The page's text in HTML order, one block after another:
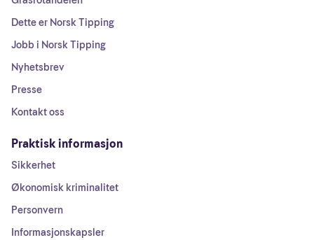
Dette er Norsk Tipping
Jobb i Norsk Tipping
Nyhetsbrev
Presse
Kontakt oss
Praktisk informasjon
Sikkerhet
Økonomisk kriminalitet
Personvern
Informasjonskapsler